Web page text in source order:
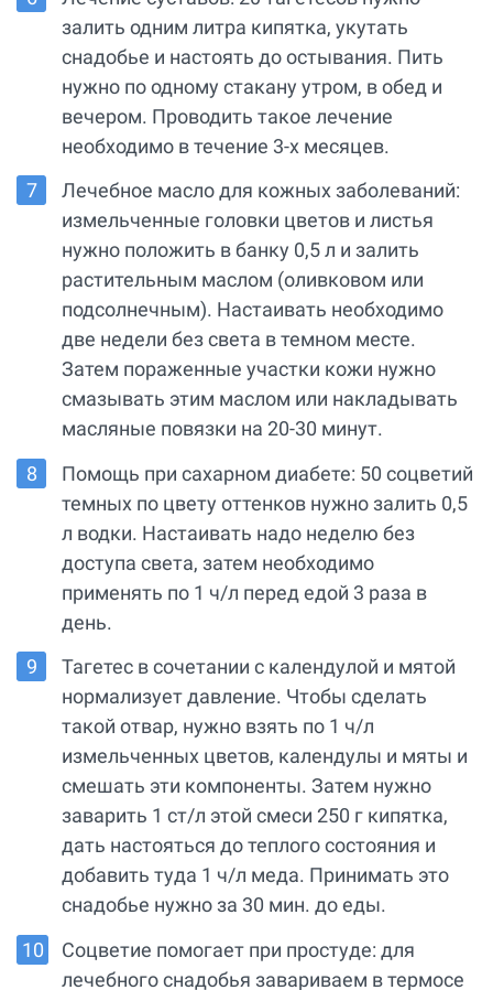
залить одним литра кипятка, укутать
снадобье и настоять до остывания. Пить
нужно по одному стакану утром, в обед и
вечером. Проводить такое лечение
необходимо в течение 3-х месяцев.
Лечебное масло для кожных заболеваний:
измельченные головки цветов и листья
нужно положить в банку 0,5 л и залить
растительным маслом (оливковом или
подсолнечным). Настаивать необходимо
две недели без света в темном месте.
Затем пораженные участки кожи нужно
смазывать этим маслом или накладывать
масляные повязки на 20-30 минут.
Помощь при сахарном диабете: 50 соцветий
темных по цвету оттенков нужно залить 0,5
л водки. Настаивать надо неделю без
доступа света, затем необходимо
применять по 1 ч/л перед едой 3 раза в
день.
Тагетес в сочетании с календулой и мятой
нормализует давление. Чтобы сделать
такой отвар, нужно взять по 1 ч/л
измельченных цветов, календулы и мяты и
смешать эти компоненты. Затем нужно
заварить 1 ст/л этой смеси 250 г кипятка,
дать настояться до теплого состояния и
добавить туда 1 ч/л меда. Принимать это
снадобье нужно за 30 мин. до еды.
Соцветие помогает при простуде: для
лечебного снадобья завариваем в термосе